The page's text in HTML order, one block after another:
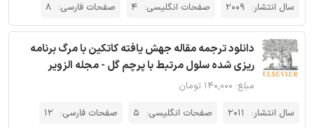
سال انتشار: 2009 صفحات انگلیسی: 4 صفحات فارسی: 8
دانلود ترجمه مقاله جهش یافته کاتکین با مرگ برنامه
ریزی شده سلول مرتبط با پرچم گل - مجله الزویر
مبلغ: ۱۴۰,۰۰۰ تومان
سال انتشار:
2011 صفحات انگلیسی: 5 صفحات فارسی: 12